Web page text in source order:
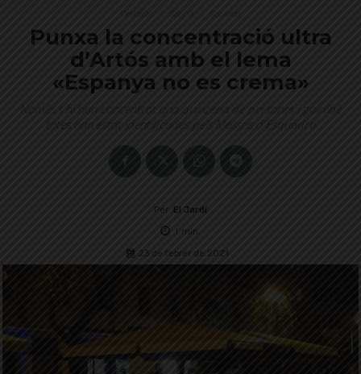
Punxa la concentració ultra
d’Artós amb el lema
«Espanya no es crema»
Només s'hi han concentrat una quinzena de persones i gairebé
totes han estat identificades pels Mossos d'Esquadra
Per El Jardí
1 min.
23 de febrer de 2021